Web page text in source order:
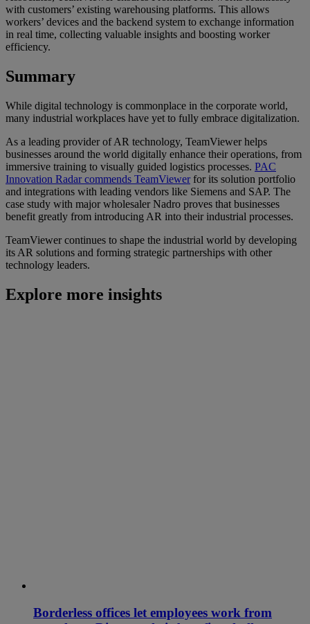
with customers’ existing warehousing platforms. This allows
workers’ devices and the backend system to exchange information
in real time, collecting valuable insights and boosting worker
efficiency.
Summary
While digital technology is commonplace in the corporate world,
many industrial workplaces have yet to fully embrace digitalization.
As a leading provider of AR technology, TeamViewer helps
businesses around the world digitally enhance their operations, from
immersive training to visually guided logistics processes. PAC
Innovation Radar commends TeamViewerfor its solution portfolio
and integrations with leading vendors like Siemens and SAP. The
case study with major wholesaler Nadro proves that businesses
benefit greatly from introducing AR into their industrial processes.
TeamViewer continues to shape the industrial world by developing
its AR solutions and forming strategic partnerships with other
technology leaders.
Explore more insights
Borderless offices let employees work from